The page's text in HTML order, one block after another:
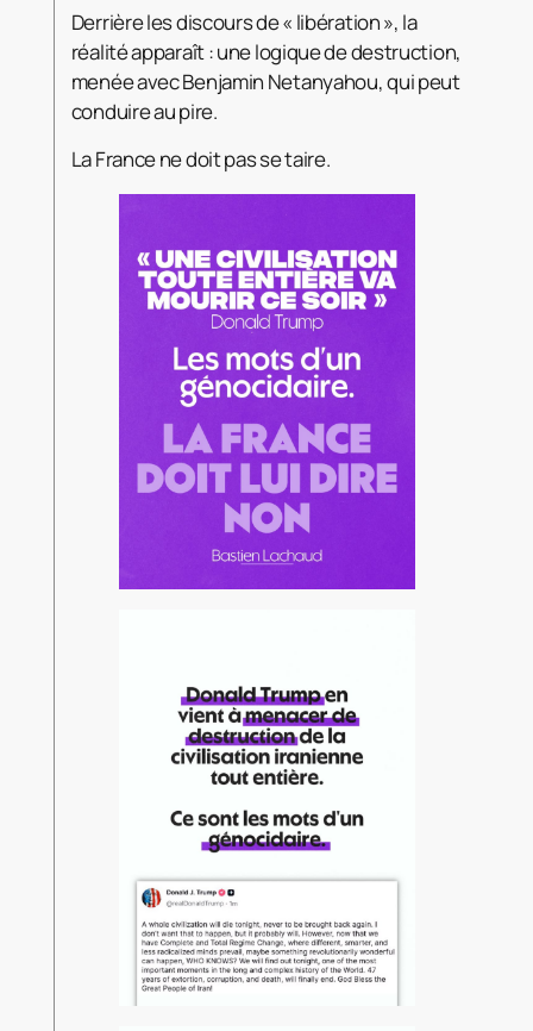
Derrière les discours de « libération », la
réalité apparaît : une logique de destruction,
menée avec Benjamin Netanyahou, qui peut
conduire au pire.
La France ne doit pas se taire.